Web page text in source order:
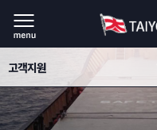
고객지원
회사소개